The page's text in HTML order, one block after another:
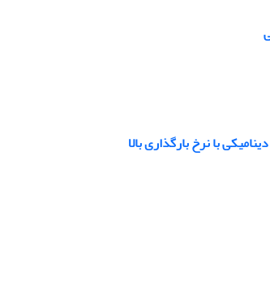
با نرخ بارگذاری بالا